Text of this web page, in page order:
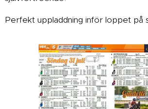
Perfekt uppladdning inför loppet på